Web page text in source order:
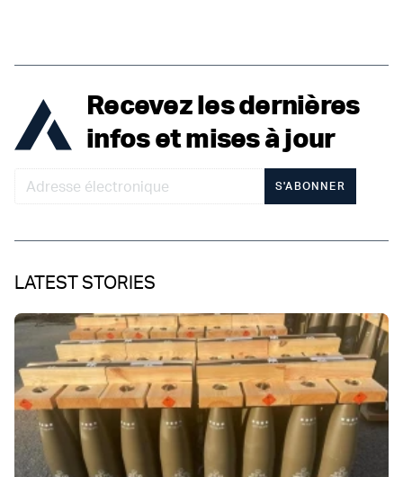
Recevez les dernières
infos et mises à jour
S'ABONNER
LATEST STORIES